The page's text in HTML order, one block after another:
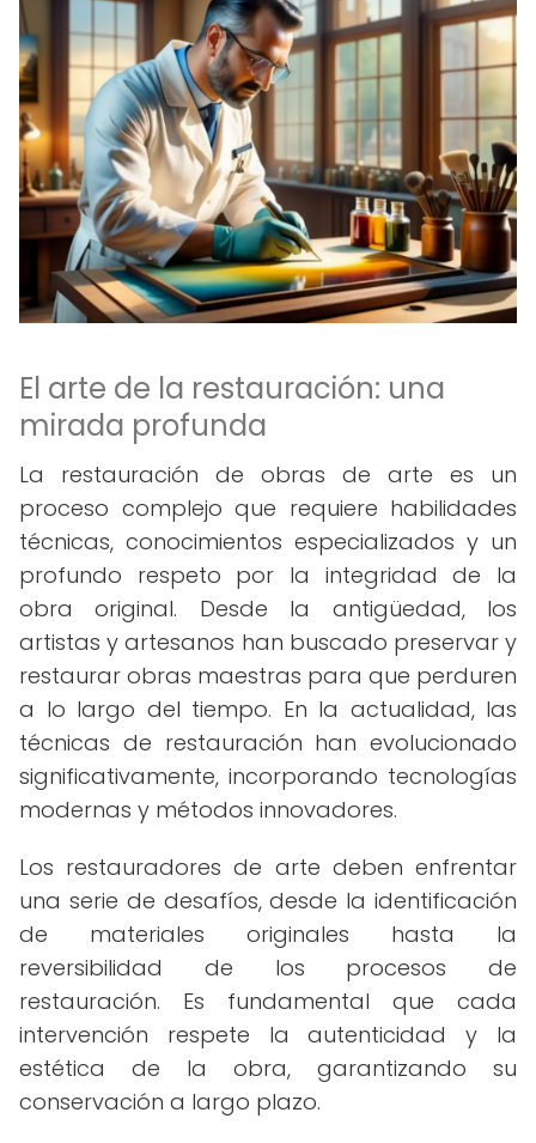
El arte de la restauración: una
mirada profunda
La restauración de obras de arte es un
proceso complejo que requiere habilidades
técnicas, conocimientos especializados y un
profundo respeto por la integridad de la
obra original. Desde la antigüedad, los
artistas y artesanos han buscado preservar y
restaurar obras maestras para que perduren
a lo largo del tiempo. En la actualidad, las
técnicas de restauración han evolucionado
significativamente, incorporando tecnologías
modernas y métodos innovadores.
Los restauradores de arte deben enfrentar
una serie de desafíos, desde la identificación
de materiales originales hasta la
reversibilidad de los procesos de
restauración. Es fundamental que cada
intervención respete la autenticidad y la
estética de la obra, garantizando su
conservación a largo plazo.